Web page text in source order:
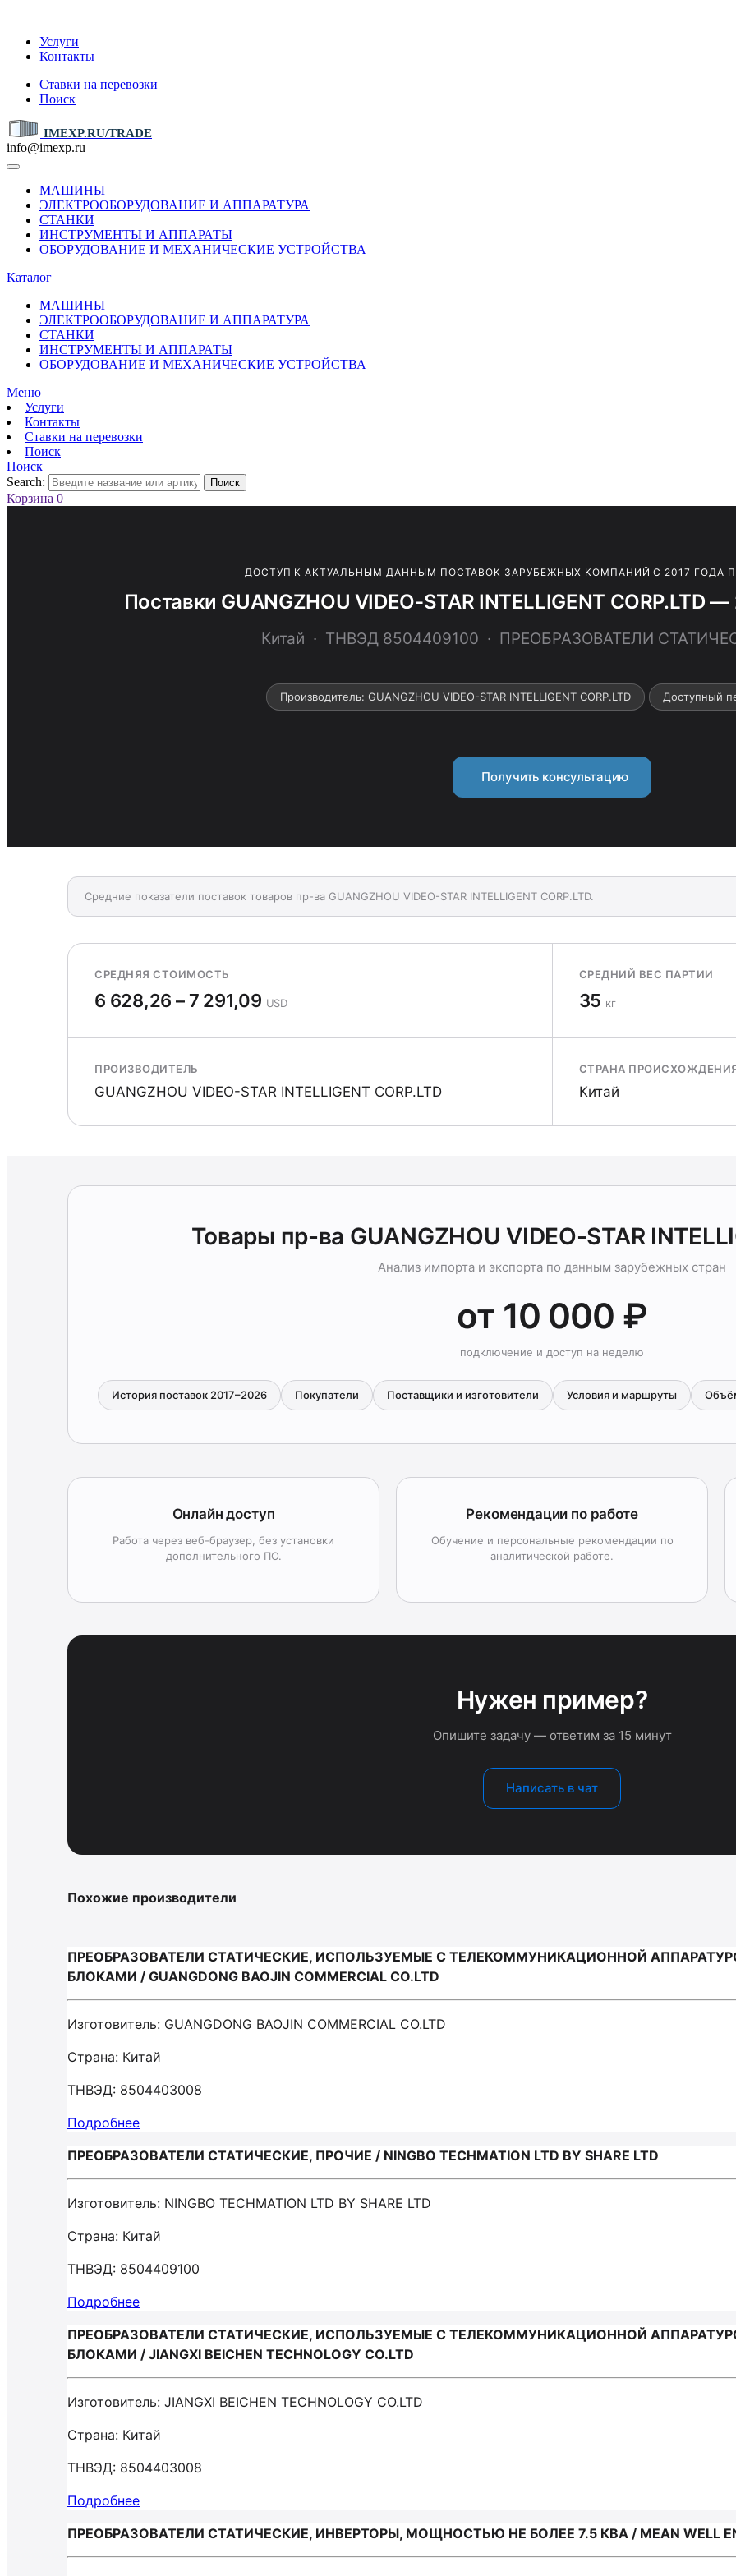
Услуги
Контакты
Ставки на перевозки
Поиск
IMEXP.RU/TRADE
info@imexp.ru
МАШИНЫ
ЭЛЕКТРООБОРУДОВАНИЕ И АППАРАТУРА
СТАНКИ
ИНСТРУМЕНТЫ И АППАРАТЫ
ОБОРУДОВАНИЕ И МЕХАНИЧЕСКИЕ УСТРОЙСТВА
Каталог
МАШИНЫ
ЭЛЕКТРООБОРУДОВАНИЕ И АППАРАТУРА
СТАНКИ
ИНСТРУМЕНТЫ И АППАРАТЫ
ОБОРУДОВАНИЕ И МЕХАНИЧЕСКИЕ УСТРОЙСТВА
Меню
Услуги
Контакты
Ставки на перевозки
Поиск
Поиск
Search:
Поиск
Корзина 0
ДОСТУП К АКТУАЛЬНЫМ ДАННЫМ ПОСТАВОК ЗАРУБЕЖНЫХ КОМПАНИЙ С 2017 ГОДА
Поставки GUANGZHOU VIDEO-STAR INTELLIGENT CORP.LTD
Китай · ТНВЭД 8504409100 · ПРЕОБРАЗОВАТЕЛИ
Производитель: GUANGZHOU VIDEO-STAR INTELLIGENT CORP.LTD Доступный
Получить консультацию
Средние показатели поставок товаров пр-ва GUANGZHOU VIDEO-STAR INTELLIGENT CORP.LTD.
СРЕДНЯЯ СТОИМОСТЬ
6 628,26 – 7 291,09 USD
СРЕДНИЙ ВЕС ПАРТИИ
35 кг
ПРОИЗВОДИТЕЛЬ
GUANGZHOU VIDEO-STAR INTELLIGENT CORP.LTD
СТРАНА
Китай
Товары пр-ва GUANGZHOU VIDEO-STAR
Анализ импорта и экспорта по данным зарубежных стран
от 10 000 ₽
подключение и доступ на неделю
История поставок 2017–2026 Покупатели Поставщики и изготовители Условия и маршруты
Онлайн доступ
Работа через веб-браузер, без установки
дополнительного ПО.
Рекомендации по работе
Обучение и персональные рекомендации по
аналитической работе.
Нужен пример?
Опишите задачу — ответим за 15 минут
Написать в чат
Похожие производители
ПРЕОБРАЗОВАТЕЛИ СТАТИЧЕСКИЕ, ИСПОЛЬЗУЕМЫЕ С ТЕЛЕКОММУНИКАЦИОННОЙ
БЛОКАМИ / GUANGDONG BAOJIN COMMERCIAL CO.LTD
Изготовитель: GUANGDONG BAOJIN COMMERCIAL CO.LTD
Страна: Китай
ТНВЭД: 8504403008
Подробнее
ПРЕОБРАЗОВАТЕЛИ СТАТИЧЕСКИЕ, ПРОЧИЕ / NINGBO TECHMATION LTD BY SHARE LTD
Изготовитель: NINGBO TECHMATION LTD BY SHARE LTD
Страна: Китай
ТНВЭД: 8504409100
Подробнее
ПРЕОБРАЗОВАТЕЛИ СТАТИЧЕСКИЕ, ИСПОЛЬЗУЕМЫЕ С ТЕЛЕКОММУНИКАЦИОННОЙ
БЛОКАМИ / JIANGXI BEICHEN TECHNOLOGY CO.LTD
Изготовитель: JIANGXI BEICHEN TECHNOLOGY CO.LTD
Страна: Китай
ТНВЭД: 8504403008
Подробнее
ПРЕОБРАЗОВАТЕЛИ СТАТИЧЕСКИЕ, ИНВЕРТОРЫ, МОЩНОСТЬЮ НЕ БОЛЕЕ 7.5 КВА / MEAN WELL